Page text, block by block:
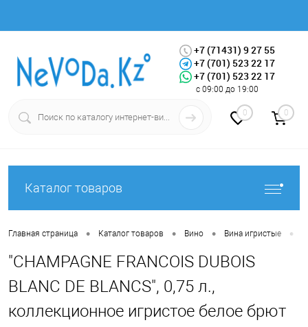
Вход Регистрация
+7 (71431) 9 27 55
+7 (701) 523 22 17
+7 (701) 523 22 17
с 09:00 до 19:00
0 0
Каталог товаров
Главная страница • Каталог товаров • Вино • Вина игристые •
"CHAMPAGNE FRANCOIS DUBOIS
BLANC DE BLANCS", 0,75 л.,
коллекционное игристое белое брют